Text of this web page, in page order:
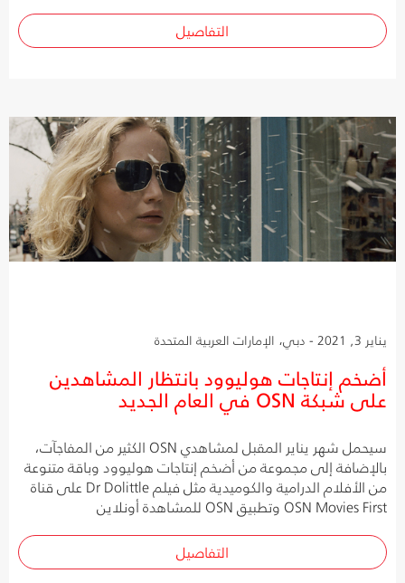
التفاصيل
يناير 3, 2021 - دبي، الإمارات العربية المتحدة
أضخم إنتاجات هوليوود بانتظار المشاهدين
على شبكة OSN في العام الجديد
سيحمل شهر يناير المقبل لمشاهدي OSN الكثير من المفاجآت،
بالإضافة إلى مجموعة من أضخم إنتاجات هوليوود وباقة متنوعة
من الأفلام الدرامية والكوميدية مثل فيلم Dr Dolittle على قناة
OSN Movies First وتطبيق OSN للمشاهدة أونلاين
التفاصيل